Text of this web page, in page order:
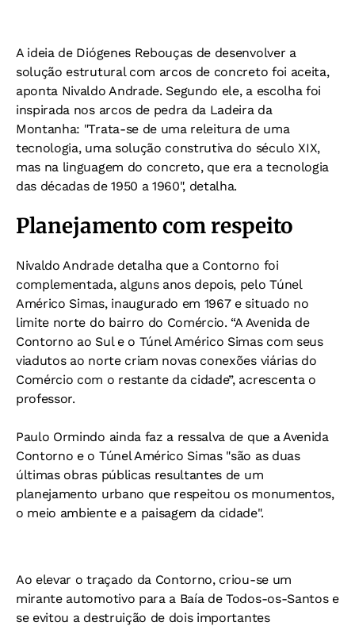
A ideia de Diógenes Rebouças de desenvolver a
solução estrutural com arcos de concreto foi aceita,
aponta Nivaldo Andrade. Segundo ele, a escolha foi
inspirada nos arcos de pedra da Ladeira da
Montanha: "Trata-se de uma releitura de uma
tecnologia, uma solução construtiva do século XIX,
mas na linguagem do concreto, que era a tecnologia
das décadas de 1950 a 1960", detalha.
Planejamento com respeito
Nivaldo Andrade detalha que a Contorno foi
complementada, alguns anos depois, pelo Túnel
Américo Simas, inaugurado em 1967 e situado no
limite norte do bairro do Comércio. “A Avenida de
Contorno ao Sul e o Túnel Américo Simas com seus
viadutos ao norte criam novas conexões viárias do
Comércio com o restante da cidade”, acrescenta o
professor.
Paulo Ormindo ainda faz a ressalva de que a Avenida
Contorno e o Túnel Américo Simas "são as duas
últimas obras públicas resultantes de um
planejamento urbano que respeitou os monumentos,
o meio ambiente e a paisagem da cidade".
Ao elevar o traçado da Contorno, criou-se um
mirante automotivo para a Baía de Todos-os-Santos e
se evitou a destruição de dois importantes